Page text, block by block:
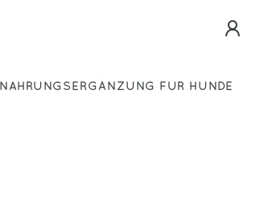
NAHRUNGSERGÄNZUNG FÜR HUNDE